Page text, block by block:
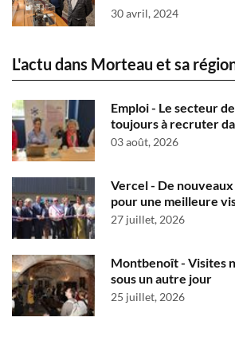
30 avril, 2024
L'actu dans Morteau et sa
Emploi - Le secteur
toujours à recruter
03 août, 2026
Vercel - De nouveaux
pour une meilleure
27 juillet, 2026
Montbenoît - Visites
sous un autre jour
25 juillet, 2026